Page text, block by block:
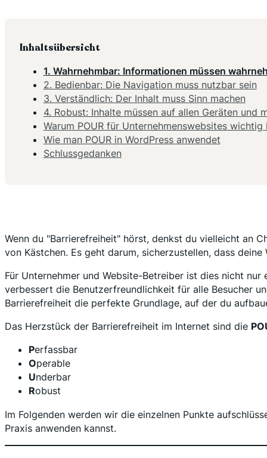
Wenn du "Barrierefreiheit" hörst, denkst du vielleicht an
von Kästchen. Es geht darum, sicherzustellen, dass
Für Unternehmer und Website-Betreiber ist dies nicht
verbessert die Benutzerfreundlichkeit für alle Besucher
Barrierefreiheit die perfekte Grundlage, auf der du
Das Herzstück der Barrierefreiheit im Internet sind die
Perfassbar
Operable
Underbar
Robust
Im Folgenden werden wir die einzelnen Punkte
Praxis anwenden kannst.
Inhaltsübersicht
1. Wahrnehmbar: Informationen müssen
2. Bedienbar: Die Navigation muss nutzbar sein
3. Verständlich: Der Inhalt muss Sinn machen
4. Robust: Inhalte müssen auf allen Geräten
Warum POUR für Unternehmenswebsites wichtig
Wie man POUR in WordPress anwendet
Schlussgedanken